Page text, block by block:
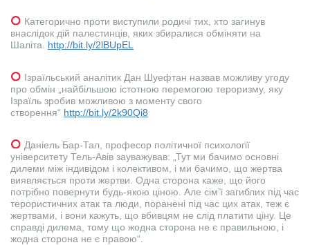
Категорично проти виступили родичі тих, хто загинув
внаслідок дій палестинців, яких збиралися обміняти на
Шаліта. http://bit.ly/2lBUpEL
Ізраїльський аналітик Дан Шуефтан назвав можливу угоду
про обмін „найбільшою істотною перемогою тероризму, яку
Ізраїль зробив можливою з моменту свого
створення“ http://bit.ly/2k90Qi8
Даніель Бар-Тал, професор політичної психології
університету Тель-Авів зауважував: „Тут ми бачимо основні
дилеми між індивідом і колективом, і ми бачимо, що жертва
виявляється проти жертви. Одна сторона каже, що його
потрібно повернути будь-якою ціною. Але сім’ї загиблих під час
терористичних атак та люди, поранені під час цих атак, теж є
жертвами, і вони кажуть, що вбивцям не слід платити ціну. Це
справді дилема, тому що жодна сторона не є правильною, і
жодна сторона не є правою“.